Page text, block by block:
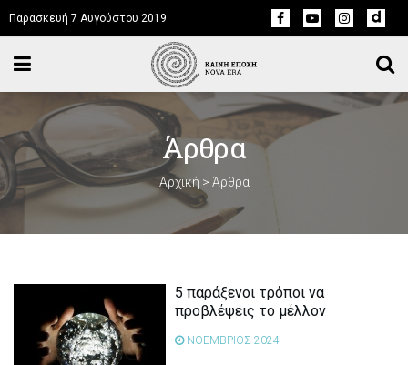
Παρασκευή 7 Αυγούστου 2019
Άρθρα
Αρχική > Άρθρα
5 παράξενοι τρόποι να
προβλέψεις το μέλλον
ΝΟΕΜΒΡΙΟΣ 2024